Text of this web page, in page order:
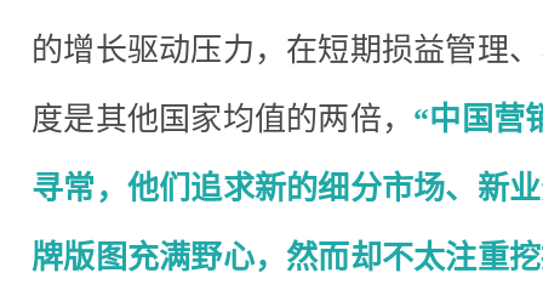
的增长驱动压力，在短期损益管理
度是其他国家均值的两倍， “中国营
寻常，他们追求新的细分市场、新
牌版图充满野心，然而却不太注重